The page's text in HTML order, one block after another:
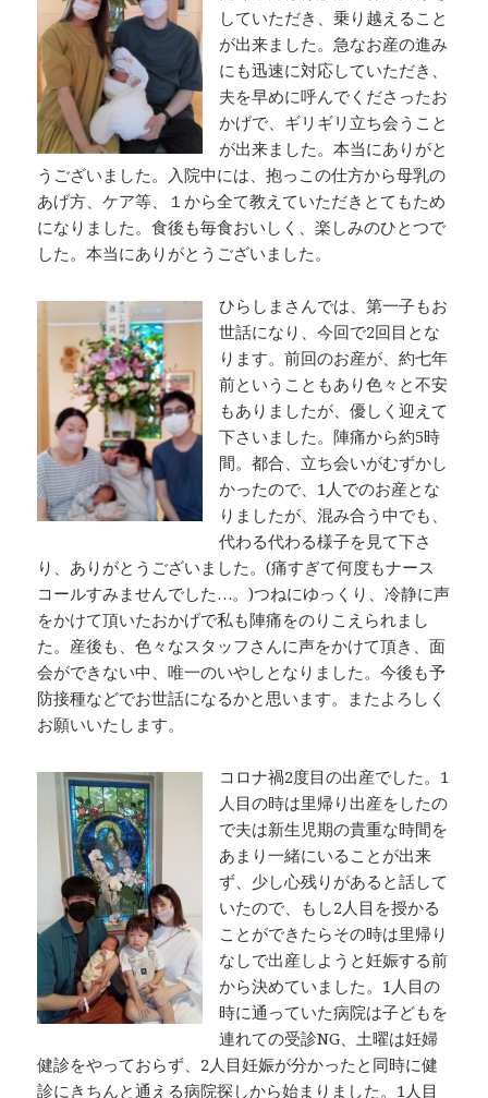
していただき、乗り越えること
が出来ました。急なお産の進み
にも迅速に対応していただき、
夫を早めに呼んでくださったお
かげで、ギリギリ立ち会うこと
が出来ました。本当にありがと
うございました。入院中には、抱っこの仕方から母乳の
あげ方、ケア等、１から全て教えていただきとてもため
になりました。食後も毎食おいしく、楽しみのひとつで
した。本当にありがとうございました。
ひらしまさんでは、第一子もお
世話になり、今回で2回目とな
ります。前回のお産が、約七年
前ということもあり色々と不安
もありましたが、優しく迎えて
下さいました。陣痛から約5時
間。都合、立ち会いがむずかし
かったので、1人でのお産とな
りましたが、混み合う中でも、
代わる代わる様子を見て下さ
り、ありがとうございました。(痛すぎて何度もナース
コールすみませんでした…。)つねにゆっくり、冷静に声
をかけて頂いたおかげで私も陣痛をのりこえられまし
た。産後も、色々なスタッフさんに声をかけて頂き、面
会ができない中、唯一のいやしとなりました。今後も予
防接種などでお世話になるかと思います。またよろしく
お願いいたします。
コロナ禍2度目の出産でした。1
人目の時は里帰り出産をしたの
で夫は新生児期の貴重な時間を
あまり一緒にいることが出来
ず、少し心残りがあると話して
いたので、もし2人目を授かる
ことができたらその時は里帰り
なしで出産しようと妊娠する前
から決めていました。1人目の
時に通っていた病院は子どもを
連れての受診NG、土曜は妊婦
健診をやっておらず、2人目妊娠が分かったと同時に健
診にきちんと通える病院探しから始まりました。1人目